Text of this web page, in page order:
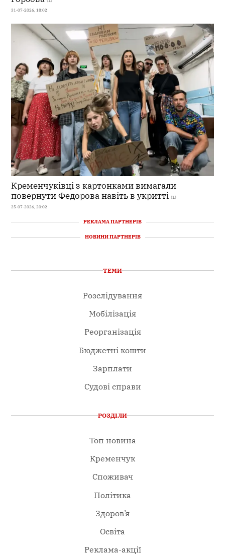
31-07-2026, 18:02
Кременчуківці з картонками вимагали
повернути Федорова навіть в укритті (1)
25-07-2026, 20:02
РЕКЛАМА ПАРТНЕРІВ
НОВИНИ ПАРТНЕРІВ
ТЕМИ
Розслідування
Мобілізація
Реорганізація
Бюджетні кошти
Зарплати
Судові справи
РОЗДІЛИ
Топ новина
Кременчук
Споживач
Політика
Здоров’я
Освіта
Реклама-акції